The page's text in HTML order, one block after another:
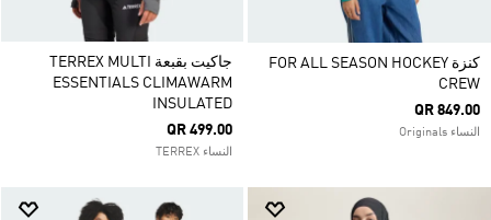
كنزة FOR ALL SEASON HOCKEY
CREW
QR 849.00
النساء Originals
جاكيت بقبعة TERREX MULTI
ESSENTIALS CLIMAWARM
INSULATED
QR 499.00
النساء TERREX